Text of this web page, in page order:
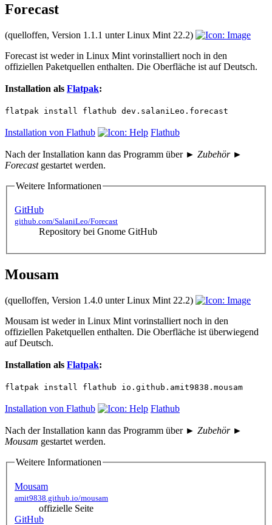
Forecast
(quelloffen, Version 1.1.1 unter Linux Mint 22.2)
Forecast ist weder in Linux Mint vorinstalliert noch in den
offiziellen Paketquellen enthalten. Die Oberfläche ist auf Deutsch.
Installation als Flatpak:
flatpak install flathub dev.salaniLeo.forecast
Installation von Flathub Flathub
Nach der Installation kann das Programm über ► Zubehör ►
Forecastgestartet werden.
Weitere Informationen
GitHub
github.com/SalaniLeo/Forecast
Repository bei Gnome GitHub
Mousam
(quelloffen, Version 1.4.0 unter Linux Mint 22.2)
Mousam ist weder in Linux Mint vorinstalliert noch in den
offiziellen Paketquellen enthalten. Die Oberfläche ist überwiegend
auf Deutsch.
Installation als Flatpak:
flatpak install flathub io.github.amit9838.mousam
Installation von Flathub Flathub
Nach der Installation kann das Programm über ► Zubehör ►
Mousam gestartet werden.
Weitere Informationen
Mousam
amit9838.github.io/mousam
offizielle Seite
GitHub